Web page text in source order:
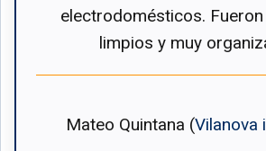
electrodomésticos.
limpios y muy
Mateo Quintana (Vilanova